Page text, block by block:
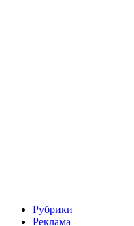
Рубрики
Реклама